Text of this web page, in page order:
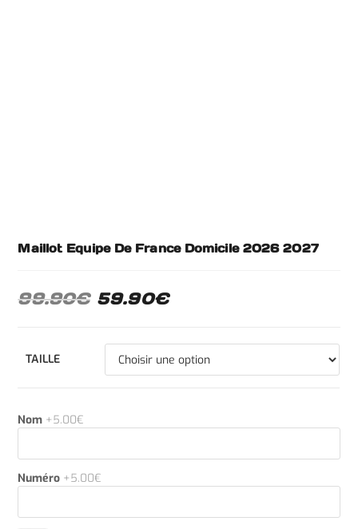
Maillot Equipe De France Domicile 2026 2027
99.90€ 59.90€
TAILLE
Nom +5.00€
Numéro +5.00€